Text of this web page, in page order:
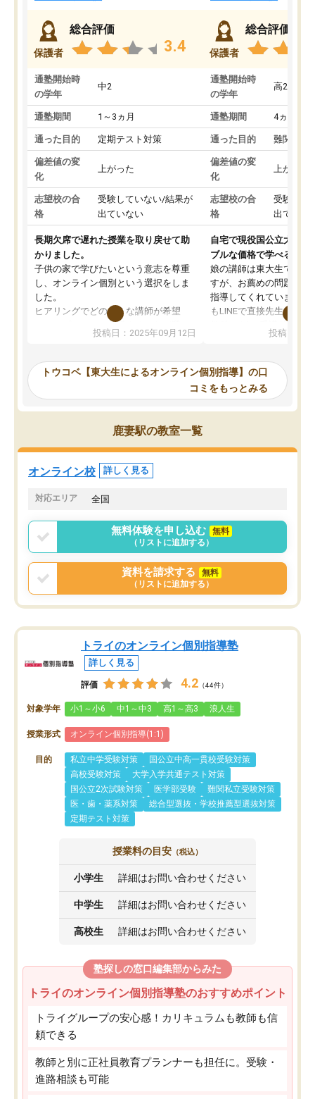
保護者
総合評価
3.4
通塾開始時
の学年
中2
通塾期間 1～3ヵ月
通った目的 定期テスト対策
偏差値の変
化
上がった
志望校の合
格
受験していない/結果が
出ていない
長期欠席で遅れた授業を取り戻せて助
かりました。
子供の家で学びたいという意志を尊重
し、オンライン個別という選択をしま
した。
ヒアリングでどのような講師が希望
か、オプションは付帯するかなど選ぶ
事が出来ました。
ーティングを行い、その講師で良いか
見てから講師を決定する事ができま
す。
うちの子は、初回面談の講師の方で決
オンラインツールを使用した単語帳の
共有があり宿題もそちらで出される形
でした。
言う事で講師変更の申し出があり、あ
まりに短期での変更だった為、塾に通
う事にして退会しました。遅れも取り
戻せ、授業内容や講師の方は良かった
と思います。
投稿日：2025年09月12日
保護者
総合評価
通塾開始時
の学年
高2
通塾期間 4ヵ月～1
通った目的 難関私立
偏差値の変
化
上がった
志望校の合
格
受験して
出ていな
自宅で現役国公立大学生
ブルな価格で学べる
娘の講師は東大生では無
すが、お薦めの問題集や
指導してくれています。
もLINEで直接先生に質問
めれるので、個人に合
いなのがあり(有料)、受
ことをどんなスケジュー
くか相談したのですが、
ち期待したものではなく
くなってきたようなので
投稿日：
トウコベ【東大生によるオンライン個別指導】の口
コミをもっとみる
鹿妻駅の教室一覧
オンライン校 詳しく見る
対応エリア 全国
無料体験を申し込む
無料
（リストに追加する）
資料を請求する
無料
（リストに追加する）
トライのオンライン個別指導塾
詳しく見る
評価 4.2 （44件）
対象学年 小1～小6 中1～中3 高1～高3 浪人生
授業形式 オンライン個別指導(1:1)
目的 私立中学受験対策
国公立中高一貫校受験対策
高校受験対策
大学入学共通テスト対策
国公立2次試験対策
医学部受験
難関私立受験対策
医・歯・薬系対策
総合型選抜・学校推薦型選抜対策
定期テスト対策
授業料の目安 （税込）
小学生 詳細はお問い合わせください
中学生 詳細はお問い合わせください
高校生 詳細はお問い合わせください
塾探しの窓口編集部からみた
トライのオンライン個別指導塾のおすすめポイント
トライグループの安心感！カリキュラムも教師も信
頼できる
教師と別に正社員教育プランナーも担任に。受験・
進路相談も可能